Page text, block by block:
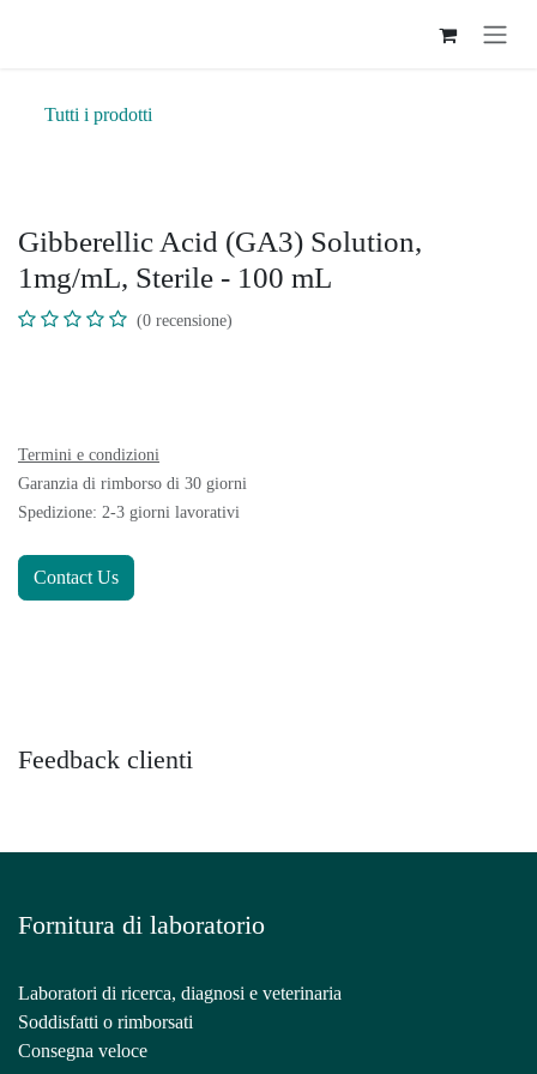
Tutti i prodotti
Gibberellic Acid (GA3) Solution,
1mg/mL, Sterile - 100 mL
(0 recensione)
Termini e condizioni
Garanzia di rimborso di 30 giorni
Spedizione: 2-3 giorni lavorativi
Contact Us
Feedback clienti
Fornitura di laboratorio
Laboratori di ricerca, diagnosi e veterinaria
Soddisfatti o rimborsati
Consegna veloce